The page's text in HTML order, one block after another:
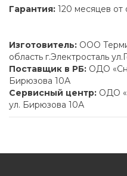
Гарантия: 120 месяцев от
Изготовитель: ООО
область г.Электросталь
Поставщик в РБ: ОДО
Бирюзова 10А
Сервисный центр: ОДО
ул. Бирюзова 10А